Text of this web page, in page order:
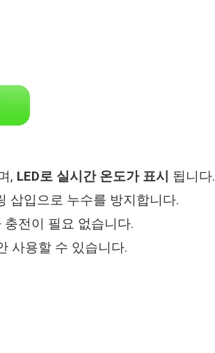
, LED로 실시간 온도가 표시 됩니다.
삽입으로 누수를 방지합니다.
전이 필요 없습니다.
사용할 수 있습니다.